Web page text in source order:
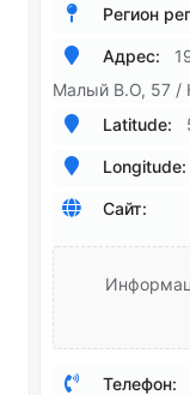
Регион
Адрес:
Малый В.О, 57 /
Latitude:
Longitude:
Сайт:
Телефон: